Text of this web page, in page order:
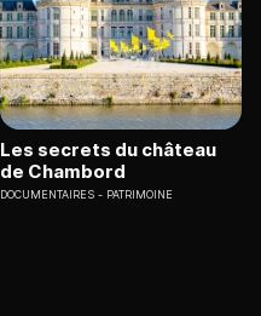
Les secrets du château
de Chambord
DOCUMENTAIRES PATRIMOINE